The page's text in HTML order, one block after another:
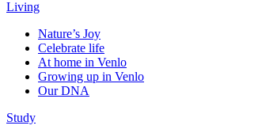
Living
Nature’s Joy
Celebrate life
At home in Venlo
Growing up in Venlo
Our DNA
Study